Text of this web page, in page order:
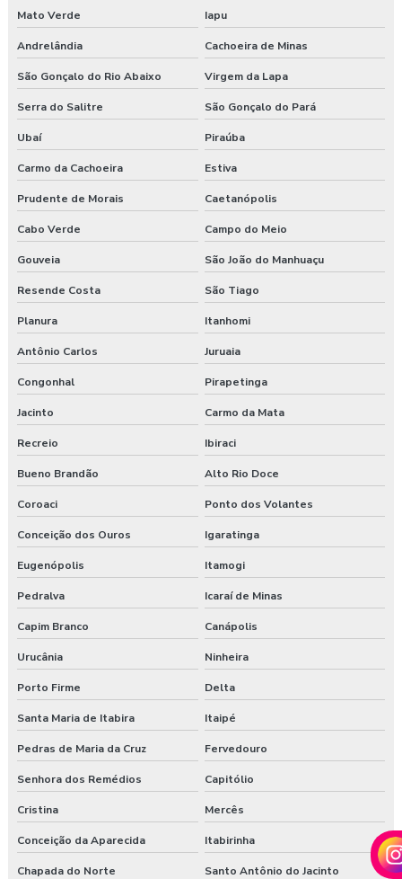
Mato Verde Iapu
Andrelândia Cachoeira de Minas
São Gonçalo do Rio Abaixo Virgem da Lapa
Serra do Salitre São Gonçalo do Pará
Ubaí Piraúba
Carmo da Cachoeira Estiva
Prudente de Morais Caetanópolis
Cabo Verde Campo do Meio
Gouveia São João do Manhuaçu
Resende Costa São Tiago
Planura Itanhomi
Antônio Carlos Juruaia
Congonhal Pirapetinga
Jacinto Carmo da Mata
Recreio Ibiraci
Bueno Brandão Alto Rio Doce
Coroaci Ponto dos Volantes
Conceição dos Ouros Igaratinga
Eugenópolis Itamogi
Pedralva Icaraí de Minas
Capim Branco Canápolis
Urucânia Ninheira
Porto Firme Delta
Santa Maria de Itabira Itaipé
Pedras de Maria da Cruz Fervedouro
Senhora dos Remédios Capitólio
Cristina Mercês
Conceição da Aparecida Itabirinha
Chapada do Norte Santo Antônio do Jacinto